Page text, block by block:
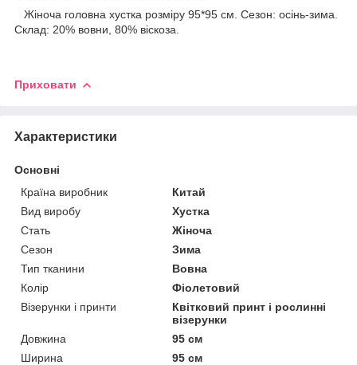
Жіноча головна хустка розміру 95*95 см. Сезон: осінь-зима.
Склад: 20% вовни, 80% віскоза.
Приховати
Характеристики
Основні
Країна виробник
Китай
Вид виробу
Хустка
Стать
Жіноча
Сезон
Зима
Тип тканини
Вовна
Колір
Фіолетовий
Візерунки і принти
Квітковий принт і рослинні
візерунки
Довжина
95 см
Ширина
95 см